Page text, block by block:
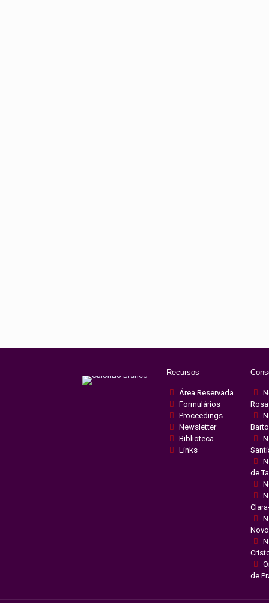
Recursos
Área Reservada
Formulários
Proceedings
Newsletter
Biblioteca
Links
Rosa
de
Novo
de